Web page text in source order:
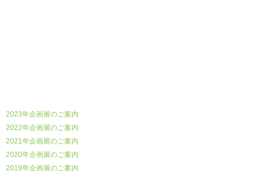
2023年企画展のご案内
2022年企画展のご案内
2021年企画展のご案内
2020年企画展のご案内
2019年企画展のご案内